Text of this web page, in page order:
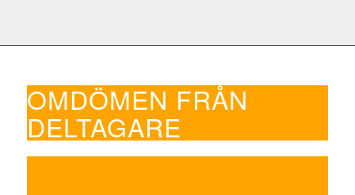
OMDÖMEN FRÅN
DELTAGARE